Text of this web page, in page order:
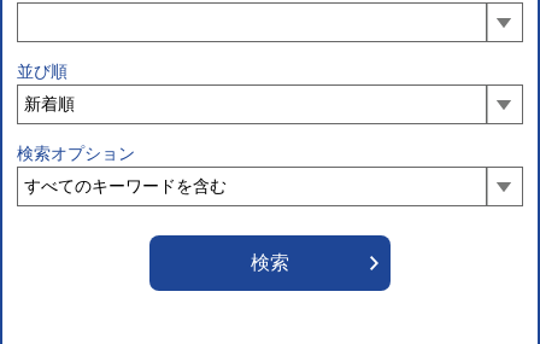
並び順
検索オプション